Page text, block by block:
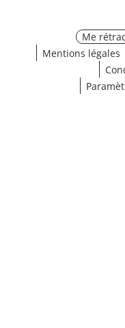
Me
Mentions légales